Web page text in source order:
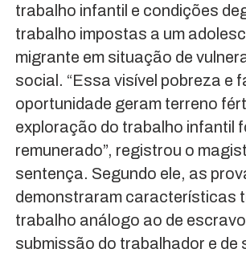
trabalho infantil e condições
trabalho impostas a um
migrante em situação de
social. “Essa visível pobreza e
oportunidade geram terreno
exploração do trabalho infantil
remunerado”, registrou o
sentença. Segundo ele, as
demonstraram características
trabalho análogo ao de
submissão do trabalhador e de